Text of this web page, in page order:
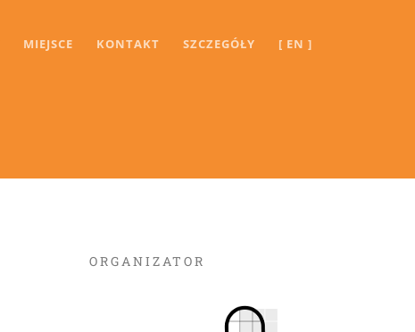
MIEJSCE KONTAKT SZCZEGÓŁY [ EN ]
ORGANIZATOR